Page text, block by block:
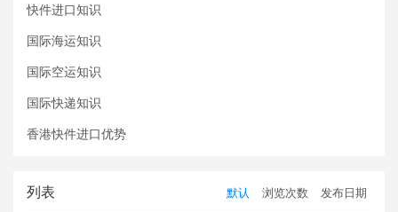
快件进口知识
国际海运知识
国际空运知识
国际快递知识
香港快件进口优势
列表 默认 浏览次数 发布日期